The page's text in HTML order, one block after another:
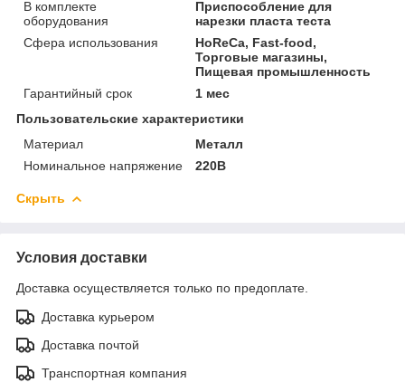
В комплекте
оборудования
Приспособление для
нарезки пласта теста
Сфера использования
HoReCa, Fast-food,
Торговые магазины,
Пищевая промышленность
Гарантийный срок
1 мес
Пользовательские характеристики
Материал
Металл
Номинальное напряжение
220В
Скрыть
Условия доставки
Доставка осуществляется только по предоплате.
Доставка курьером
Доставка почтой
Транспортная компания